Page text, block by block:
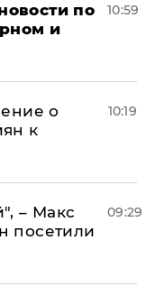
по
и
10:59
о
к
10:19
– Макс
посетили
09:29